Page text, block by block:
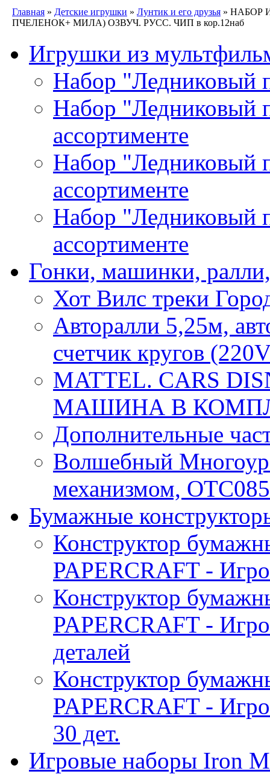
Главная » Детские игрушки » Лунтик и его друзья » НАБОР
ПЧЕЛЕНОК+ МИЛА) ОЗВУЧ. РУСС. ЧИП в кор.12наб
Игрушки из
Набор "Ледниковый
Набор "Ледниковый
ассортименте
Набор "Ледниковый
ассортименте
Набор "Ледниковый
ассортименте
Гонки, машинки,
Хот Вилс треки
Авторалли 5,25м,
счетчик кругов
MATTEL. CARS
МАШИНА В
Дополнительные
Волшебный
механизмом,
Бумажные
Конструктор
PAPERCRAFT -
Конструктор
PAPERCRAFT -
деталей
Конструктор
PAPERCRAFT -
30 дет.
Игровые наборы Iron